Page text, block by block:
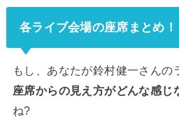
各ライブ会場の座席まとめ！
もし、あなたが鈴村健一さんの
座席からの見え方がどんな感じ
ね?